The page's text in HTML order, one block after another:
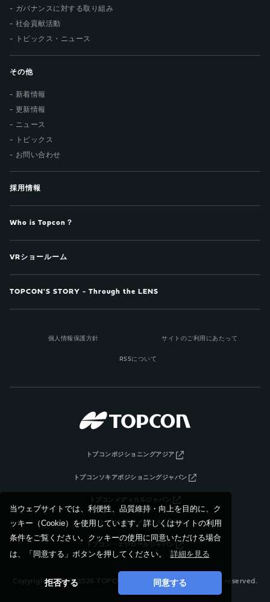
当ウェブサイトでは、利便性、品質維持・向上を目的に、ク
ッキー（Cookie）を使用しています。詳しくはサイトの利用
条件をご覧ください。クッキーの使用に同意いただける場合
は、「同意する」ボタンを押してください。
詳細を見る
拒否する 同意する
ガバナンスに対する取り組み
社会貢献活動
トピックス・ニュース
その他
新着情報
更新情報
ニュース
トピックス
お問い合わせ
採用情報
Who is Topcon？
VRショールーム
TOPCON'S STORY - Through the LENS
個人情報保護方針 サイトのご利用にあたって
RSSについて
トプコンポジショニングアジア
トプコンソキアポジショニングジャパン
トプコンメディカルジャパン
トプコンテクノハウス
トプコン・エシロールジャパン
Copyright © 1997-2026 TOPCON CORPORATION, All rights reserved.